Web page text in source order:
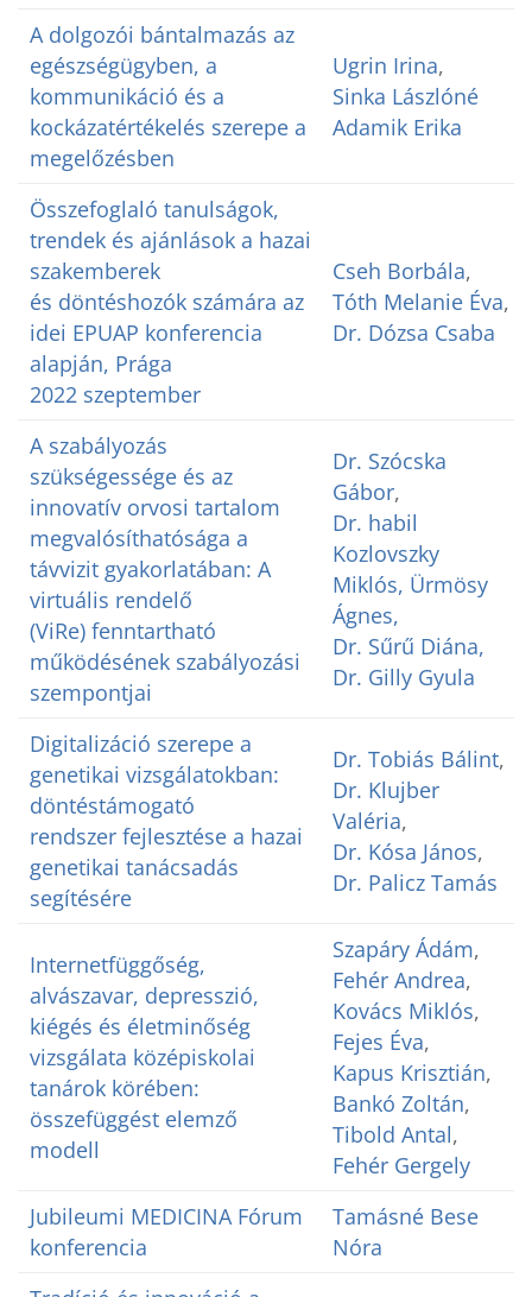
A dolgozói bántalmazás az
egészségügyben, a
kommunikáció és a
kockázatértékelés szerepe a
megelőzésben
Ugrin Irina,
Sinka Lászlóné
Adamik Erika
Összefoglaló tanulságok,
trendek és ajánlások a hazai
szakemberek
és döntéshozók számára az
idei EPUAP konferencia
alapján, Prága
2022 szeptember
Cseh Borbála,
Tóth Melanie Éva,
Dr. Dózsa Csaba
A szabályozás
szükségessége és az
innovatív orvosi tartalom
megvalósíthatósága a
távvizit gyakorlatában: A
virtuális rendelő
(ViRe) fenntartható
működésének szabályozási
szempontjai
Dr. Szócska
Gábor,
Dr. habil
Kozlovszky
Miklós, Ürmösy
Ágnes,
Dr. Sűrű Diána,
Dr. Gilly Gyula
Digitalizáció szerepe a
genetikai vizsgálatokban:
döntéstámogató
rendszer fejlesztése a hazai
genetikai tanácsadás
segítésére
Dr. Tobiás Bálint,
Dr. Klujber
Valéria,
Dr. Kósa János,
Dr. Palicz Tamás
Internetfüggőség,
alvászavar, depresszió,
kiégés és életminőség
vizsgálata középiskolai
tanárok körében:
összefüggést elemző
modell
Szapáry Ádám,
Fehér Andrea,
Kovács Miklós,
Fejes Éva,
Kapus Krisztián,
Bankó Zoltán,
Tibold Antal,
Fehér Gergely
Jubileumi MEDICINA Fórum
konferencia
Tamásné Bese
Nóra